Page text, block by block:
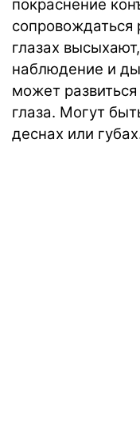
покраснение
сопровождаться
глазах
наблюдение и
может
глаза. Могут
деснах или